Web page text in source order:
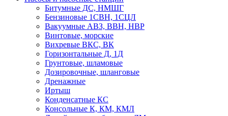
Битумные ДС, НМШГ
Бензиновые 1СВН, 1СЦЛ
Вакуумные АВЗ, ВВН, НВР
Винтовые, морские
Вихревые ВКС, ВК
Горизонтальные Д, 1Д
Грунтовые, шламовые
Дозировочные, шланговые
Дренажные
Иртыш
Конденсатные КС
Консольные К, КМ, КМЛ